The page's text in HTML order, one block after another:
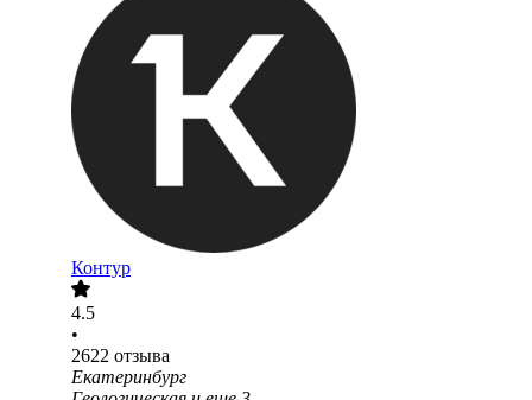
Контур
4.5
•
2622 отзыва
Екатеринбург